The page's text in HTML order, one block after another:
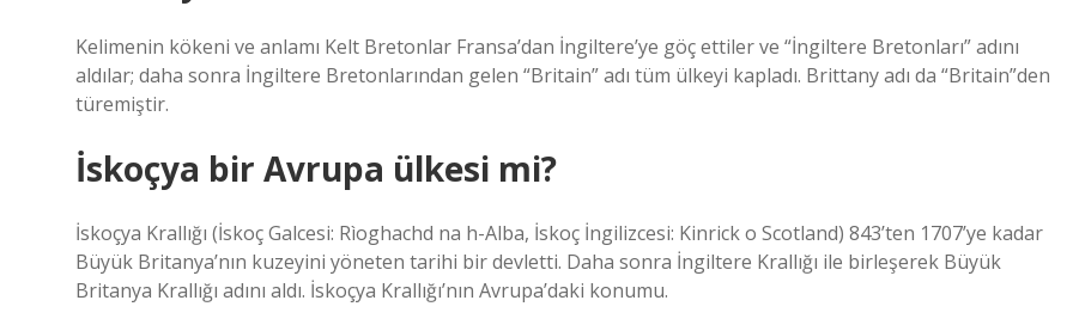
Kelimenin kökeni ve anlamı Kelt Bretonlar Fransa’dan İngiltere’ye göç ettiler ve “İngiltere Bretonları” adını
aldılar; daha sonra İngiltere Bretonlarından gelen “Britain” adı tüm ülkeyi kapladı. Brittany adı da “Britain”den
türemiştir.
İskoçya bir Avrupa ülkesi mi?
İskoçya Krallığı (İskoç Galcesi: Rìoghachd na h-Alba, İskoç İngilizcesi: Kinrick o Scotland) 843’ten 1707’ye kadar
Büyük Britanya’nın kuzeyini yöneten tarihi bir devletti. Daha sonra İngiltere Krallığı ile birleşerek Büyük
Britanya Krallığı adını aldı. İskoçya Krallığı’nın Avrupa’daki konumu.